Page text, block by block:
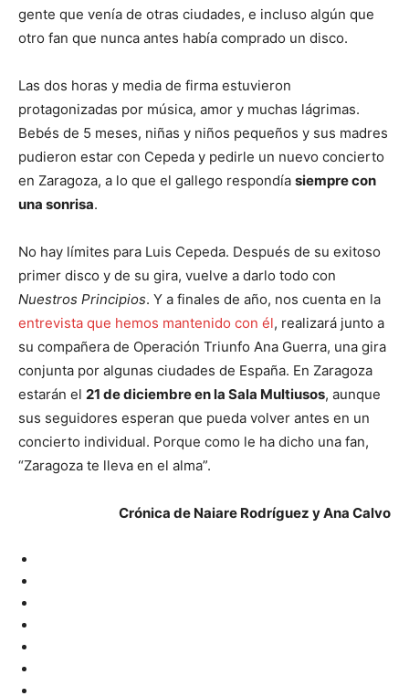
gente que venía de otras ciudades, e incluso algún que
otro fan que nunca antes había comprado un disco.
Las dos horas y media de firma estuvieron
protagonizadas por música, amor y muchas lágrimas.
Bebés de 5 meses, niñas y niños pequeños y sus madres
pudieron estar con Cepeda y pedirle un nuevo concierto
en Zaragoza, a lo que el gallego respondía siempre con
una sonrisa.
No hay límites para Luis Cepeda. Después de su exitoso
primer disco y de su gira, vuelve a darlo todo con
Nuestros Principios. Y a finales de año, nos cuenta en la
entrevista que hemos mantenido con él, realizará junto a
su compañera de Operación Triunfo Ana Guerra, una gira
conjunta por algunas ciudades de España. En Zaragoza
estarán el 21 de diciembre en la Sala Multiusos, aunque
sus seguidores esperan que pueda volver antes en un
concierto individual. Porque como le ha dicho una fan,
“Zaragoza te lleva en el alma”.
Crónica de Naiare Rodríguez y Ana Calvo